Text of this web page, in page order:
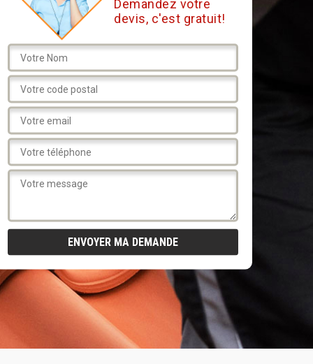
Demandez votre
devis, c'est gratuit!